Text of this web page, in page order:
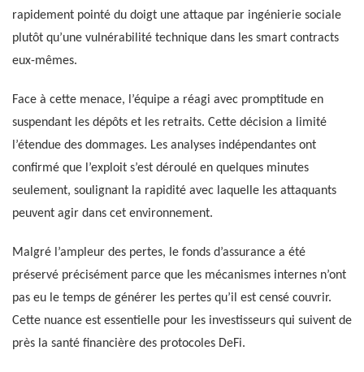
rapidement pointé du doigt une attaque par ingénierie sociale
plutôt qu’une vulnérabilité technique dans les smart contracts
eux-mêmes.
Face à cette menace, l’équipe a réagi avec promptitude en
suspendant les dépôts et les retraits. Cette décision a limité
l’étendue des dommages. Les analyses indépendantes ont
confirmé que l’exploit s’est déroulé en quelques minutes
seulement, soulignant la rapidité avec laquelle les attaquants
peuvent agir dans cet environnement.
Malgré l’ampleur des pertes, le fonds d’assurance a été
préservé précisément parce que les mécanismes internes n’ont
pas eu le temps de générer les pertes qu’il est censé couvrir.
Cette nuance est essentielle pour les investisseurs qui suivent de
près la santé financière des protocoles DeFi.